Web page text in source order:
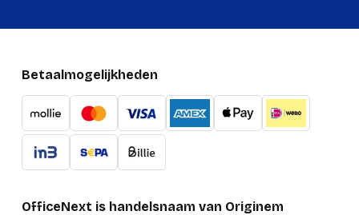
Betaalmogelijkheden
OfficeNext is handelsnaam van Originem